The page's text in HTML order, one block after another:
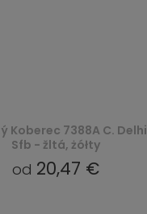
Koberec 7388A C. Delhi
Sfb - žltá, żółty
od 20,47 €